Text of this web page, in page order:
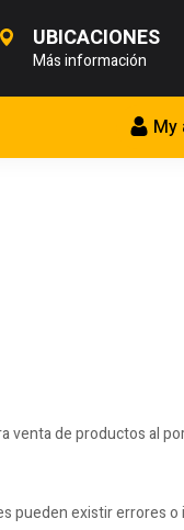
UBICACIONES
Más información
My
venta de productos al
pueden existir errores